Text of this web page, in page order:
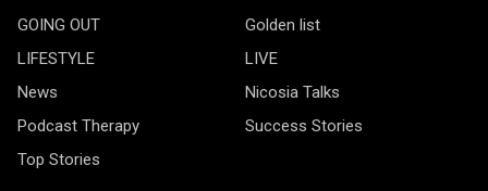
GOING OUT
Golden list
LIFESTYLE
LIVE
News
Nicosia Talks
Podcast Therapy
Success Stories
Top Stories